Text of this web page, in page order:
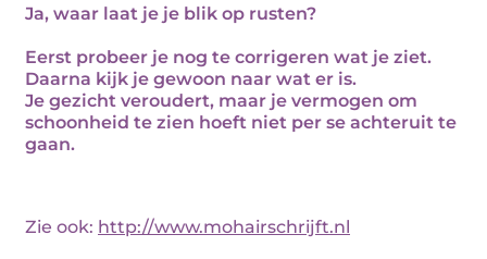
Ja, waar laat je je blik op rusten?
Eerst probeer je nog te corrigeren wat je ziet.
Daarna kijk je gewoon naar wat er is.
Je gezicht veroudert, maar je vermogen om
schoonheid te zien hoeft niet per se achteruit te
gaan.
Zie ook: http://www.mohairschrijft.nl